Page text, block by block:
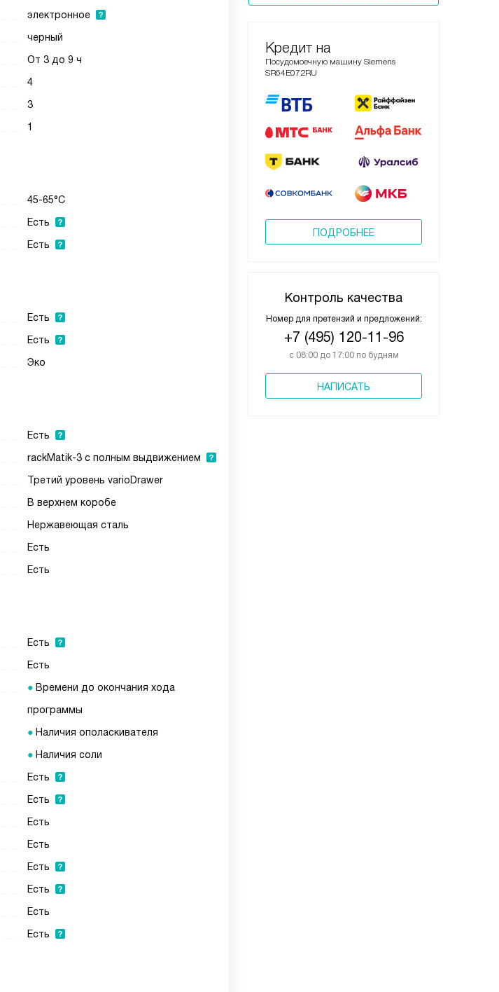
Кредит на
Посудомоечную машину Siemens
SR64E072RU
ПОДРОБНЕЕ
Контроль качества
Номер для претензий и предложений:
+7 (495) 120-11-96
с 08:00 до 17:00 по будням
НАПИСАТЬ
электронное
черный
От 3 до 9 ч
4
3
1
45-65°C
Есть
Есть
Есть
Есть
Эко
Есть
rackMatik-3 с полным выдвижением
Третий уровень varioDrawer
В верхнем коробе
Нержавеющая сталь
Есть
Есть
Есть
Есть
Времени до окончания хода
программы
Наличия ополаскивателя
Наличия соли
Есть
Есть
Есть
Есть
Есть
Есть
Есть
Есть